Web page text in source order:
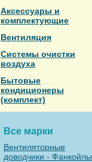
Аксессуары и
комплектующие
Вентиляция
Системы очистки
воздуха
Бытовые
кондиционеры
(комплект)
Все марки
Вентиляторные
доводчики - Фанкойлы